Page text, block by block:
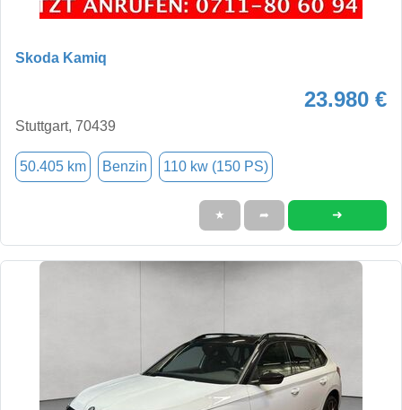
Skoda Kamiq
23.980 €
Stuttgart, 70439
50.405 km Benzin 110 kw (150 PS)
★ ➦ ➜